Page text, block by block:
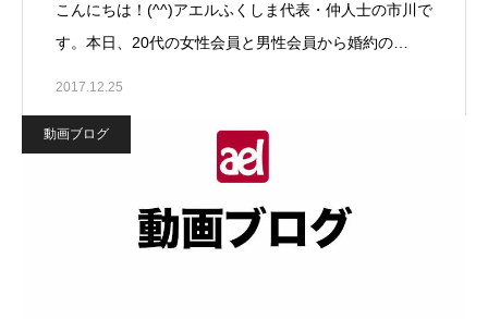
こんにちは！(^^)アエルふくしま代表・仲人士の市川で
す。本日、20代の女性会員と男性会員から婚約の…
2017.12.25
動画ブログ